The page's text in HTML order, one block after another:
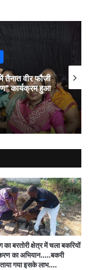
तैनात वीर फौजी
कार्यक्रम हुआ
का बरतोरी क्षेत्र में चला बकरियों
का अभियान…..बकरी
गया इसके लाभ….